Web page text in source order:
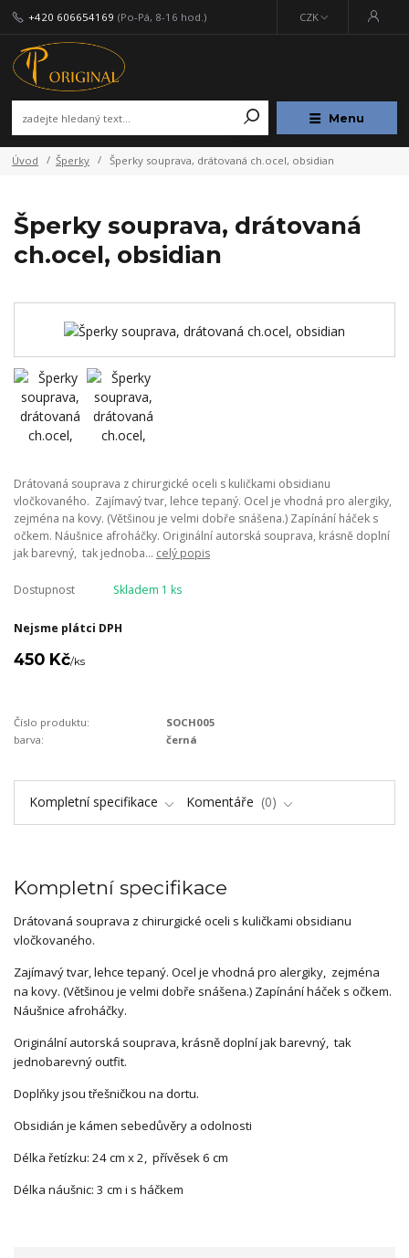
Menu
CZK
+420 606654169 (Po-Pá, 8-16 hod.)
Úvod Šperky Šperky souprava, drátovaná ch.ocel, obsidian
Šperky souprava, drátovaná
ch.ocel, obsidian
Drátovaná souprava z chirurgické oceli s kuličkami obsidianu
vločkovaného. Zajímavý tvar, lehce tepaný. Ocel je vhodná pro alergiky,
zejména na kovy. (Většinou je velmi dobře snášena.) Zapínání háček s
očkem. Náušnice afroháčky. Originální autorská souprava, krásně doplní
jak barevný, tak jednoba... celý popis
Dostupnost Skladem 1 ks
Nejsme plátci DPH
450 Kč/ks
Číslo produktu:
SOCH005
barva:
černá
Kompletní specifikace Komentáře 0
Kompletní specifikace
Drátovaná souprava z chirurgické oceli s kuličkami obsidianu
vločkovaného.
Zajímavý tvar, lehce tepaný. Ocel je vhodná pro alergiky, zejména
na kovy. (Většinou je velmi dobře snášena.) Zapínání háček s očkem.
Náušnice afroháčky.
Originální autorská souprava, krásně doplní jak barevný, tak
jednobarevný outfit.
Doplňky jsou třešničkou na dortu.
Obsidián je kámen sebedůvěry a odolnosti
Délka řetízku: 24 cm x 2, přívěsek 6 cm
Délka náušnic: 3 cm i s háčkem